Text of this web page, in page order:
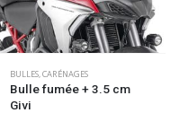
BULLES,CARÉNAGES
Bulle fumée + 3.5 cm
Givi